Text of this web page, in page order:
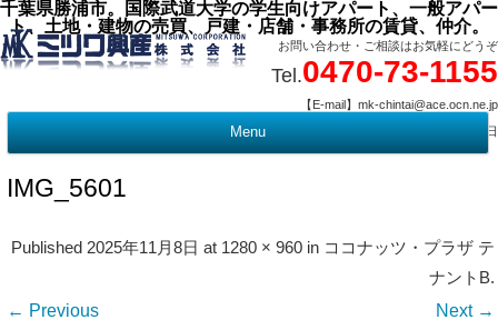
千葉県勝浦市。国際武道大学の学生向けアパート、一般アパー
ト、土地・建物の売買、戸建・店舗・事務所の賃貸、仲介。
お問い合わせ・ご相談はお気軽にどうぞ
Tel.0470-73-1155
【E-mail】mk-chintai@ace.ocn.ne.jp
【営業時間】09:00 ～ 17:15 【定 休 日】水曜・祭日
Menu
IMG_5601
Published2025年11月8日 at 1280 × 960 in ココナッツ・プラザ テ
ナントB.
← Previous Next →